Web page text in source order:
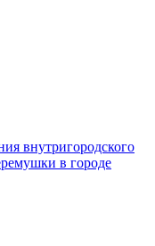
внутригородского
в городе